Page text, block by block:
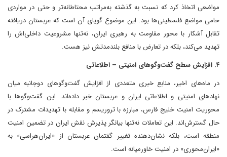
مواضعی اتخاذ کرد که نسبت به گذشته به‌مراتب محتاطانه‌تر و حتی در مواردی
حامی مواضع فلسطینی‌ها بود. این موضوع گویای آن است که عربستان دریافته
تقابل آشکار با محور مقاومت به رهبری ایران، نه‌تنها مشروعیت داخلی‌اش را
تهدید می‌کند، بلکه در تعارض با منافع بلندمدتش نیز هست.
۴. افزایش سطح گفت‌وگوهای امنیتی – اطلاعاتی
در ماه‌های اخیر، منابع خبری متعددی از افزایش گفت‌وگوهای دوجانبه میان
نهادهای امنیتی و اطلاعاتی ایران و عربستان خبر داده‌اند. این گفت‌وگوها با
محوریت امنیت خلیج فارس، مبارزه با تروریسم و مقابله با تهدیدات مشترک در
حال گسترش‌اند. این تعاملات نه‌تنها بیانگر پذیرش نقش ایران در تضمین امنیت
منطقه است، بلکه نشان‌دهنده تغییر گفتمان عربستان از «ایران‌هراسی» به
«ایران‌محوری» در امنیت خاورمیانه است.